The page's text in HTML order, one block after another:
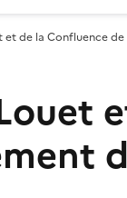
et de la Confluence